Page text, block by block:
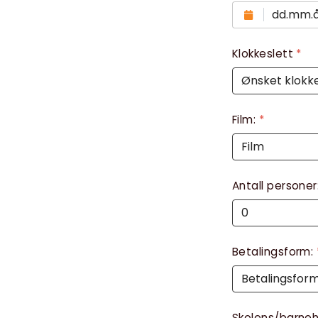
Klokkeslett *
Film: *
Antall personer:
Betalingsform: